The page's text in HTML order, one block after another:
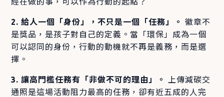
2. 給人一個「身份」，不只是一個「任務」。
徽章不
是獎品，是孩子對自己的定義。當「環保」成為一個
可以認同的身份，行動的動機就不再是義務，而是選
擇。
3. 讓高門檻任務有「非做不可的理由」。
上傳減碳交
通照是這場活動阻力最高的任務，卻有近五成的人完